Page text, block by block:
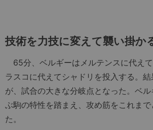
技術を力技に変えて襲い掛か
65分、ベルギーはメルテンスに代え
ラスコに代えてシャドリを投入する。
が、試合の大きな分岐点となった。ベ
ぶ駒の特性を踏まえ、攻め筋をこれま
た。